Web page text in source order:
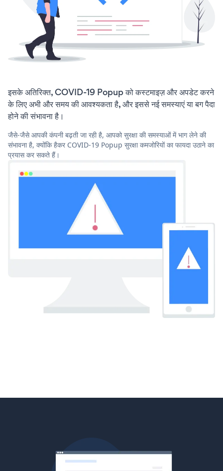
इसके अतिरिक्त, COVID-19 Popup को कस्टमाइज़ और अपडेट करने
के लिए अभी और समय की आवश्यकता है, और इससे नई समस्याएं या बग पैदा
होने की संभावना है।
जैसे-जैसे आपकी कंपनी बढ़ती जा रही है, आपको सुरक्षा की समस्याओं में भाग लेने की
संभावना है, क्योंकि हैकर COVID-19 Popup सुरक्षा कमजोरियों का फायदा उठाने का
प्रयास कर सकते हैं।